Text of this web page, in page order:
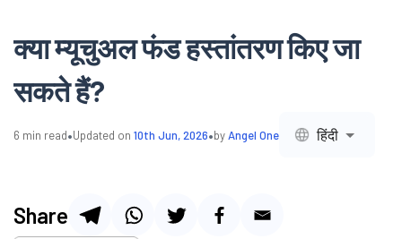
क्या म्यूचुअल फंड हस्तांतरण किए जा
सकते हैं?
6 min read•Updated on 10th Jun, 2026•byAngel One हिंदी
Share